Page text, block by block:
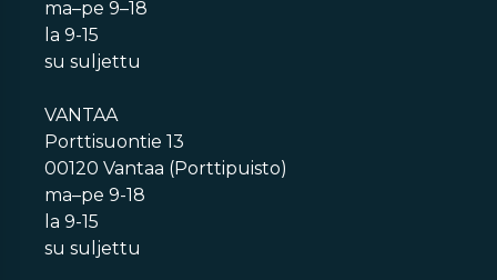
ma–pe 9–18
la 9-15
su suljettu
VANTAA
Porttisuontie 13
00120 Vantaa (Porttipuisto)
ma–pe 9-18
la 9-15
su suljettu